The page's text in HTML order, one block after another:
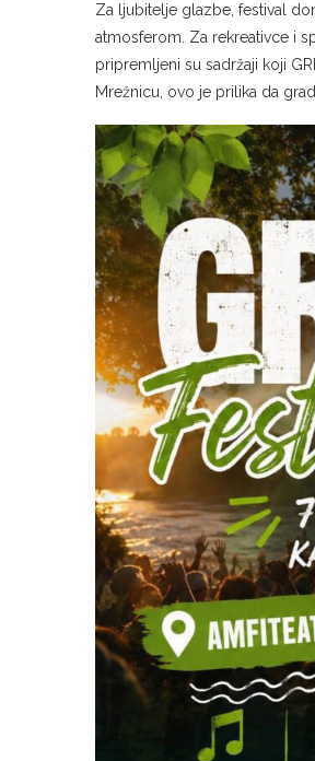
Za ljubitelje glazbe, festival
atmosferom. Za rekreativce i
pripremljeni su sadržaji koji
Mrežnicu, ovo je prilika da